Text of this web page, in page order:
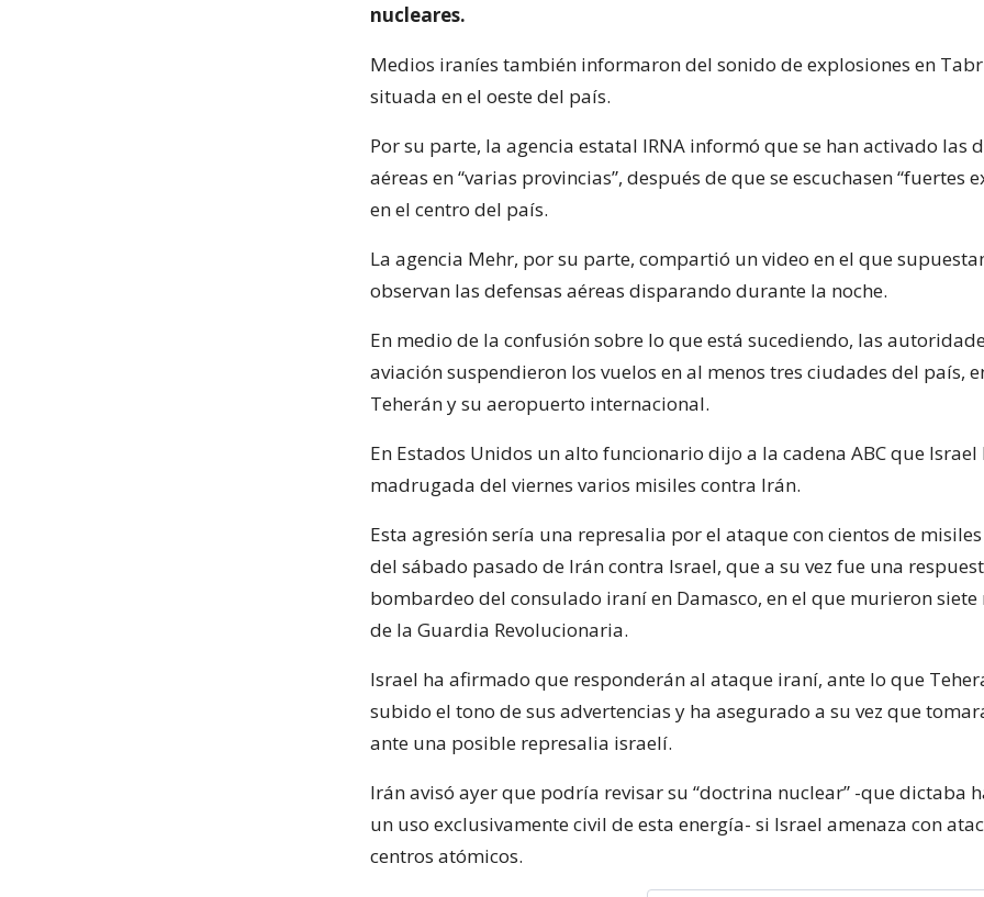
nucleares.
Medios iraníes también informaron del sonido de explosiones en
situada en el oeste del país.
Por su parte, la agencia estatal IRNA informó que se han activado las
aéreas en “varias provincias”, después de que se escuchasen “fuertes
en el centro del país.
La agencia Mehr, por su parte, compartió un video en el que
observan las defensas aéreas disparando durante la noche.
En medio de la confusión sobre lo que está sucediendo, las
aviación suspendieron los vuelos en al menos tres ciudades del país,
Teherán y su aeropuerto internacional.
En Estados Unidos un alto funcionario dijo a la cadena ABC que Israel
madrugada del viernes varios misiles contra Irán.
Esta agresión sería una represalia por el ataque con cientos de
del sábado pasado de Irán contra Israel, que a su vez fue una
bombardeo del consulado iraní en Damasco, en el que murieron
de la Guardia Revolucionaria.
Israel ha afirmado que responderán al ataque iraní, ante lo que
subido el tono de sus advertencias y ha asegurado a su vez que
ante una posible represalia israelí.
Irán avisó ayer que podría revisar su “doctrina nuclear” -que dictaba
un uso exclusivamente civil de esta energía- si Israel amenaza con
centros atómicos.